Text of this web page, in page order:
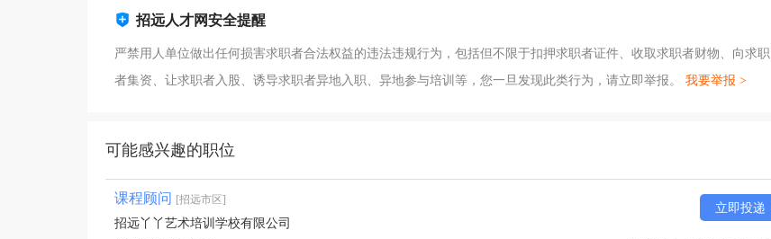
招远人才网安全提醒
严禁用人单位做出任何损害求职者合法权益的违法违规行为，包括但不限于扣押求职者证件、收取求职者财物、向求职
者集资、让求职者入股、诱导求职者异地入职、异地参与培训等，您一旦发现此类行为，请立即举报。 我要举报 >
可能感兴趣的职位
课程顾问 [招远市区]
立即投递
招远丫丫艺术培训学校有限公司